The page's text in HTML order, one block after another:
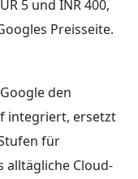
5 und INR 400,
Preisseite.
den
integriert, ersetzt
für
alltägliche Cloud-